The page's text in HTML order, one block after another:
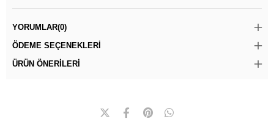
YORUMLAR(0)
ÖDEME SEÇENEKLERI
ÜRÜN ÖNERILERI